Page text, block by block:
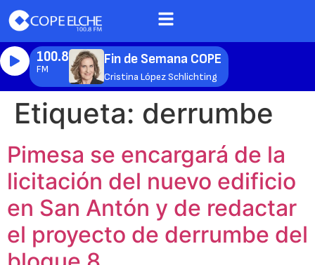
100.8
FM
Fin de Semana COPE
Cristina López Schlichting
Etiqueta: derrumbe
Pimesa se encargará de la
licitación del nuevo edificio
en San Antón y de redactar
el proyecto de derrumbe del